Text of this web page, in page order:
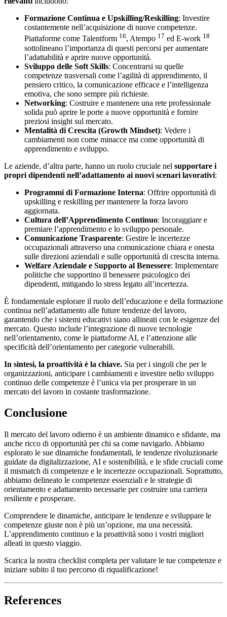
Formazione Continua e Upskilling/Reskilling: Investire
costantemente nell’acquisizione di nuove competenze.
Piattaforme come Talentform 16, Atempo 17 ed E-work 18
sottolineano l’importanza di questi percorsi per aumentare
l’adattabilità e aprire nuove opportunità.
Sviluppo delle Soft Skills: Concentrarsi su quelle
competenze trasversali come l’agilità di apprendimento, il
pensiero critico, la comunicazione efficace e l’intelligenza
emotiva, che sono sempre più richieste.
Networking: Costruire e mantenere una rete professionale
solida può aprire le porte a nuove opportunità e fornire
preziosi insight sul mercato.
Mentalità di Crescita (Growth Mindset): Vedere i
cambiamenti non come minacce ma come opportunità di
apprendimento e sviluppo.
Le aziende, d’altra parte, hanno un ruolo cruciale nel supportare i
propri dipendenti nell’adattamento ai nuovi scenari lavorativi:
Programmi di Formazione Interna: Offrire opportunità di
upskilling e reskilling per mantenere la forza lavoro
aggiornata.
Cultura dell’Apprendimento Continuo: Incoraggiare e
premiare l’apprendimento e lo sviluppo personale.
Comunicazione Trasparente: Gestire le incertezze
occupazionali attraverso una comunicazione chiara e onesta
sulle direzioni aziendali e sulle opportunità di crescita interna.
Welfare Aziendale e Supporto al Benessere: Implementare
politiche che supportino il benessere psicologico dei
dipendenti, mitigando lo stress legato all’incertezza.
È fondamentale esplorare il ruolo dell’educazione e della formazione
continua nell’adattamento alle future tendenze del lavoro,
garantendo che i sistemi educativi siano allineati con le esigenze del
mercato. Questo include l’integrazione di nuove tecnologie
nell’orientamento, come le piattaforme AI, e l’attenzione alle
specificità dell’orientamento per categorie vulnerabili.
In sintesi, la proattività è la chiave. Sia per i singoli che per le
organizzazioni, anticipare i cambiamenti e investire nello sviluppo
continuo delle competenze è l’unica via per prosperare in un
mercato del lavoro in costante trasformazione.
Conclusione
Il mercato del lavoro odierno è un ambiente dinamico e sfidante, ma
anche ricco di opportunità per chi sa come navigarlo. Abbiamo
esplorato le sue dinamiche fondamentali, le tendenze rivoluzionarie
guidate da digitalizzazione, AI e sostenibilità, e le sfide cruciali come
il mismatch di competenze e le incertezze occupazionali. Soprattutto,
abbiamo delineato le competenze essenziali e le strategie di
orientamento e adattamento necessarie per costruire una carriera
resiliente e prosperare.
Comprendere le dinamiche, anticipare le tendenze e sviluppare le
competenze giuste non è più un’opzione, ma una necessità.
L’apprendimento continuo e la proattività sono i vostri migliori
alleati in questo viaggio.
Scarica la nostra checklist completa per valutare le tue competenze e
iniziare subito il tuo percorso di riqualificazione!
References